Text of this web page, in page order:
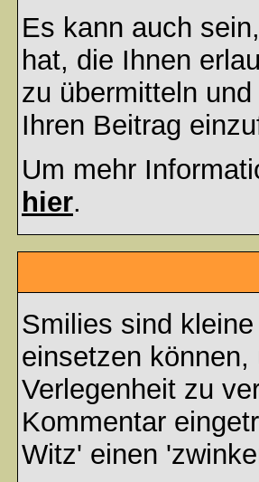
Es kann auch
hat, die Ihnen
zu übermitteln und
Ihren Beitrag
Um mehr
hier.
Smilies sind
einsetzen
Verlegenheit zu
Kommentar
Witz' einen